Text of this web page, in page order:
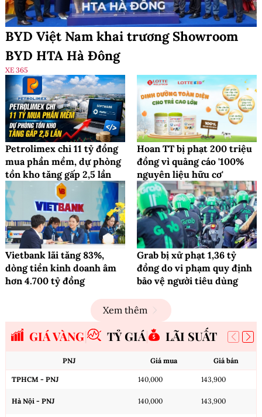
BYD Việt Nam khai trương Showroom
BYD HTA Hà Đông
XE 365
Petrolimex chi 11 tỷ đồng
mua phần mềm, dự phòng
tồn kho tăng gấp 2,5 lần
Hoan TT bị phạt 200 triệu
đồng vì quảng cáo '100%
nguyên liệu hữu cơ'
Vietbank lãi tăng 83%,
dòng tiền kinh doanh âm
hơn 4.700 tỷ đồng
Grab bị xử phạt 1,36 tỷ
đồng do vi phạm quy định
bảo vệ người tiêu dùng
Xem thêm
GIÁ VÀNG TỶ GIÁ LÃI SUẤT
PNJ Giá mua Giá bán
TPHCM - PNJ 140,000 143,900
Hà Nội - PNJ 140,000 143,900